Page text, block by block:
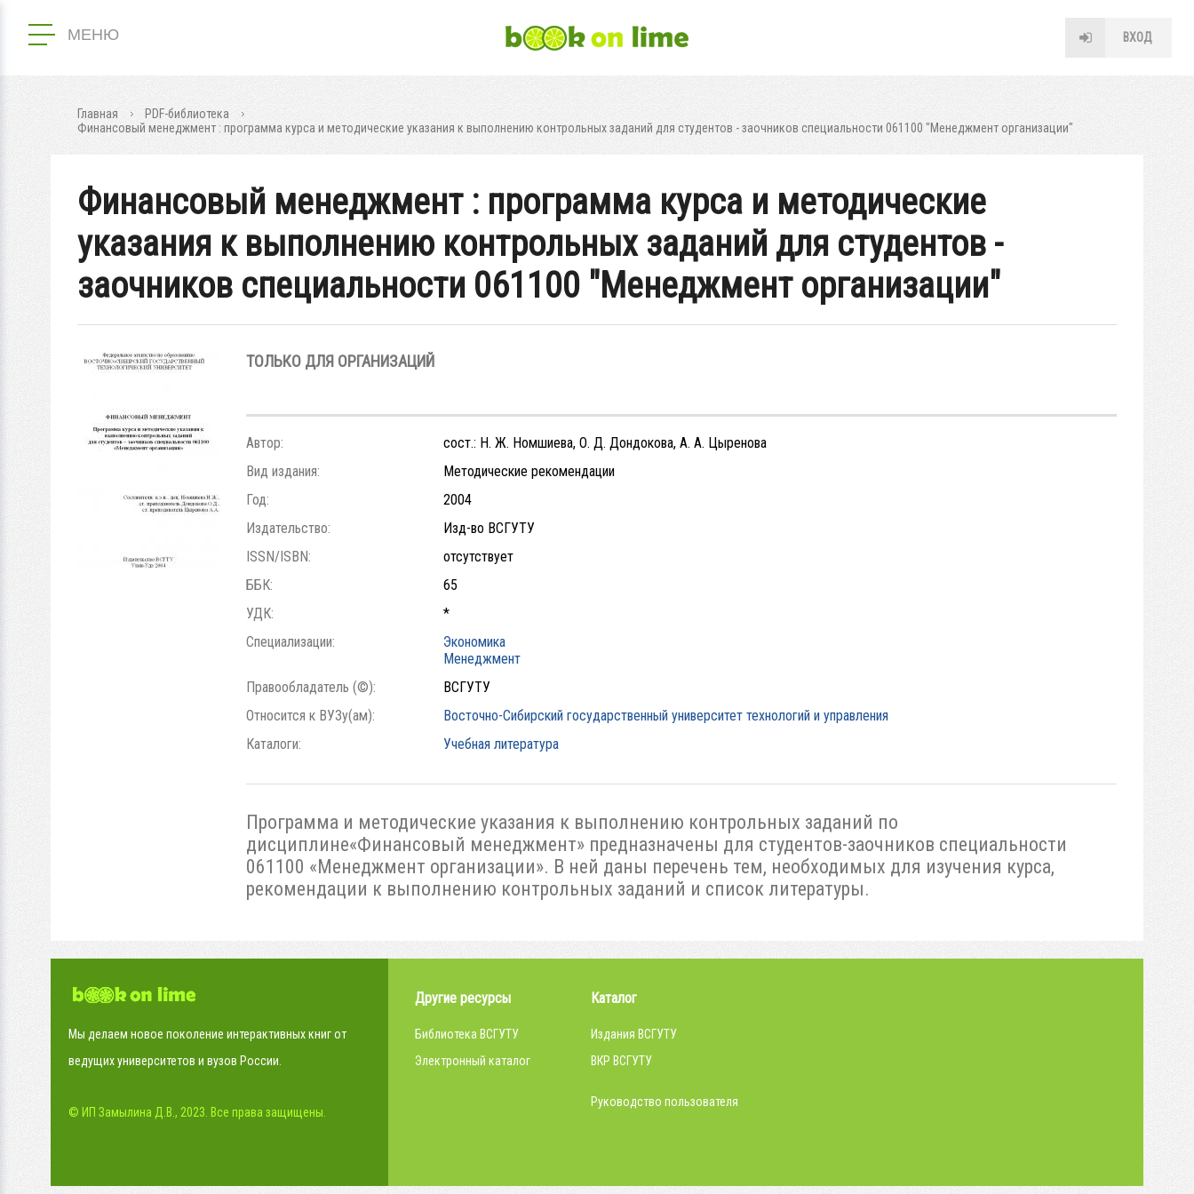
МЕНЮ ВХОД
Главная
PDF-библиотека
Финансовый менеджмент : программа курса и методические указания к выполнению контрольных заданий для студентов - заочников специальности 061100 "Менеджмент организации"
Финансовый менеджмент : программа курса и методические
указания к выполнению контрольных заданий для студентов -
заочников специальности 061100 "Менеджмент организации"
ТОЛЬКО ДЛЯ ОРГАНИЗАЦИЙ
Автор:
сост.: Н. Ж. Номшиева, О. Д. Дондокова, А. А. Цыренова
Вид издания:
Методические рекомендации
Год:
2004
Издательство:
Изд-во ВСГУТУ
ISSN/ISBN:
отсутствует
ББК:
65
УДК:
*
Специализации:
Экономика
Менеджмент
Правообладатель (©):
ВСГУТУ
Относится к ВУЗу(ам):
Восточно-Сибирский государственный университет технологий и управления
Каталоги:
Учебная литература
Программа и методические указания к выполнению контрольных заданий по
дисциплине«Финансовый менеджмент» предназначены для студентов-заочников специальности
061100 «Менеджмент организации». В ней даны перечень тем, необходимых для изучения курса,
рекомендации к выполнению контрольных заданий и список литературы.
Мы делаем новое поколение интерактивных книг от
ведущих университетов и вузов России.
© ИП Замылина Д.В., 2023. Все права защищены.
Другие ресурсы
Библиотека ВСГУТУ
Электронный каталог
Каталог
Издания ВСГУТУ
ВКР ВСГУТУ
Руководство пользователя